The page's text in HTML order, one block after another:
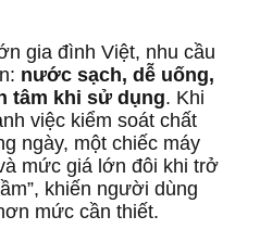
gia đình Việt, nhu cầu
nước sạch, dễ uống,
tâm khi sử dụng. Khi
việc kiểm soát chất
ngày, một chiếc máy
mức giá lớn đôi khi trở
khiến người dùng
mức cần thiết.